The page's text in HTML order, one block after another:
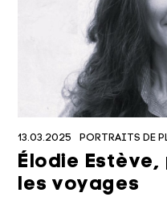
13.03.2025 PORTRAITS DE
Élodie
les voyages